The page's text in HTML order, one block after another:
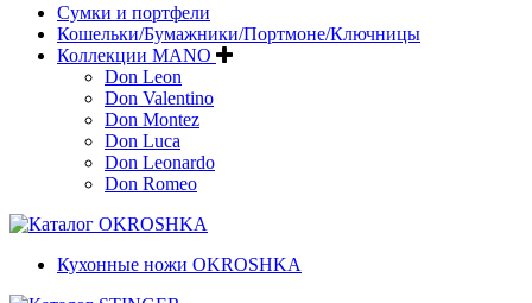
Сумки и портфели
Кошельки/Бумажники/Портмоне/Ключницы
Коллекции MANO
Don Leon
Don Valentino
Don Montez
Don Luca
Don Leonardo
Don Romeo
Кухонные ножи OKROSHKA